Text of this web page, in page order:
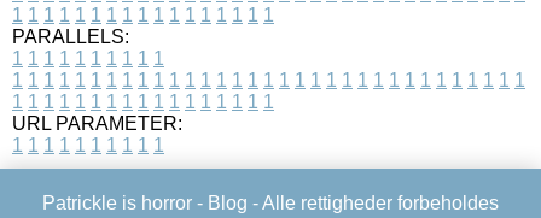
1 1 1 1 1 1 1 1 1 1 1 1 1 1 1 1 1
PARALLELS:
1 1 1 1 1 1 1 1 1 1
1 1 1 1 1 1 1 1 1 1 1 1 1 1 1 1 1 1 1 1 1 1 1 1 1 1 1 1 1 1 1 1 1
1 1 1 1 1 1 1 1 1 1 1 1 1 1 1 1 1
URL PARAMETER:
1 1 1 1 1 1 1 1 1 1
Patrickle is horror - Blog - Alle rettigheder forbeholdes